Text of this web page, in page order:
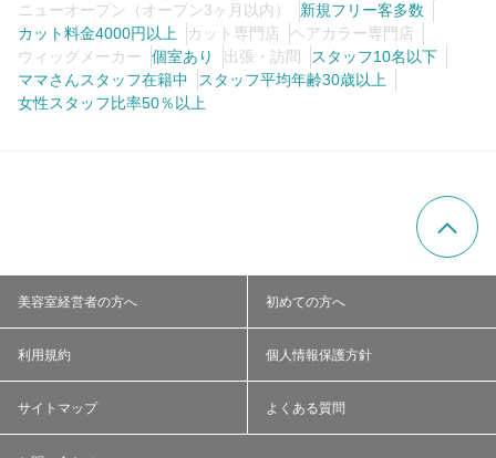
ニューオープン（オープン3ヶ月以内）
新規フリー客多数
カット料金4000円以上
カット専門店
ヘアカラー専門店
ウィッグメーカー
個室あり 出張・訪問
スタッフ10名以下
ママさんスタッフ在籍中
スタッフ平均年齢30歳以上
女性スタッフ比率50％以上
美容室経営者の方へ 初めての方へ
利用規約 個人情報保護方針
サイトマップ よくある質問